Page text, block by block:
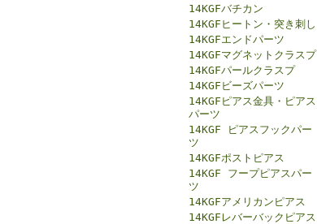
14KGFバチカン
14KGFヒートン・突き刺し
14KGFエンドパーツ
14KGFマグネットクラスプ
14KGFパールクラスプ
14KGFビーズパーツ
14KGFピアス金具・ピアス
パーツ
14KGF ピアスフックパー
ツ
14KGFポストピアス
14KGF フープピアスパー
ツ
14KGFアメリカンピアス
14KGFレバーバックピアス